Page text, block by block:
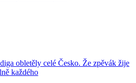
obletěly celé Česko. Že zpěvák žije
každého